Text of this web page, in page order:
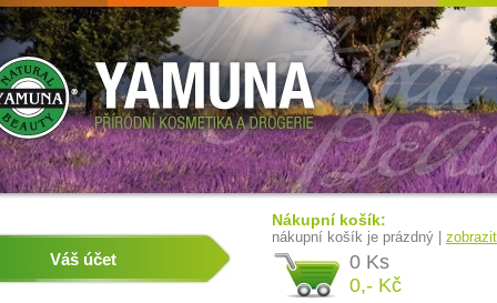
Váš účet
Nákupní košík:
nákupní košík je prázdný |
0 Ks
0,- Kč